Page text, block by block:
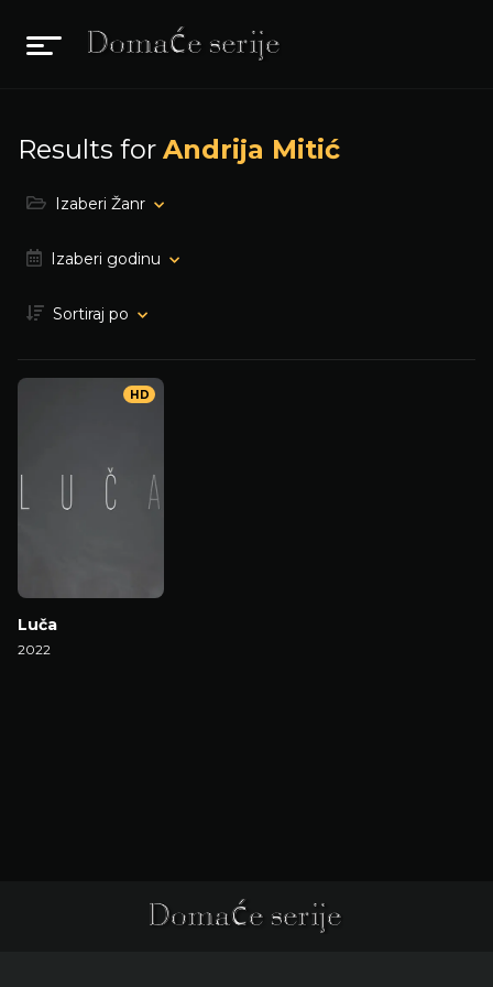
Results for Andrija Mitić
Izaberi Žanr
Izaberi godinu
Sortiraj po
Luča
2022
HD